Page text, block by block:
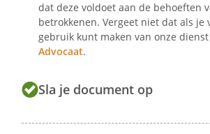
het aanrecht, de oven en het
de gootsteen, waaronder de
in de afvoer
Zorg ervoor dat de gootsteen
dat deze voldoet aan de behoeften
betrokkenen. Vergeet niet dat als je
gebruik kunt maken van onze dienst
Advocaat.
Sla je document op